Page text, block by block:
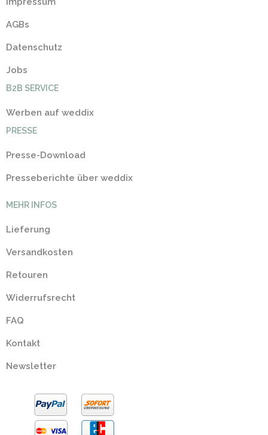
AGBs
Datenschutz
Jobs
B2B SERVICE
Werben auf weddix
PRESSE
Presse-Download
Presseberichte über weddix
MEHR INFOS
Lieferung
Versandkosten
Retouren
Widerrufsrecht
FAQ
Kontakt
Newsletter